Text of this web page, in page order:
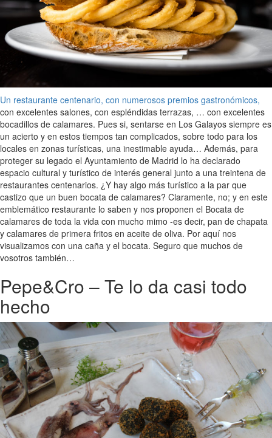
Un restaurante centenario, con numerosos premios gastronómicos,
con excelentes salones, con espléndidas terrazas, … con excelentes
bocadillos de calamares. Pues si, sentarse en Los Galayos siempre es
un acierto y en estos tiempos tan complicados, sobre todo para los
locales en zonas turísticas, una inestimable ayuda… Además, para
proteger su legado el Ayuntamiento de Madrid lo ha declarado
espacio cultural y turístico de interés general junto a una treintena de
restaurantes centenarios. ¿Y hay algo más turístico a la par que
castizo que un buen bocata de calamares? Claramente, no; y en este
emblemático restaurante lo saben y nos proponen el Bocata de
calamares de toda la vida con mucho mimo -es decir, pan de chapata
y calamares de primera fritos en aceite de oliva. Por aquí nos
visualizamos con una caña y el bocata. Seguro que muchos de
vosotros también…
Pepe&Cro – Te lo da casi todo
hecho